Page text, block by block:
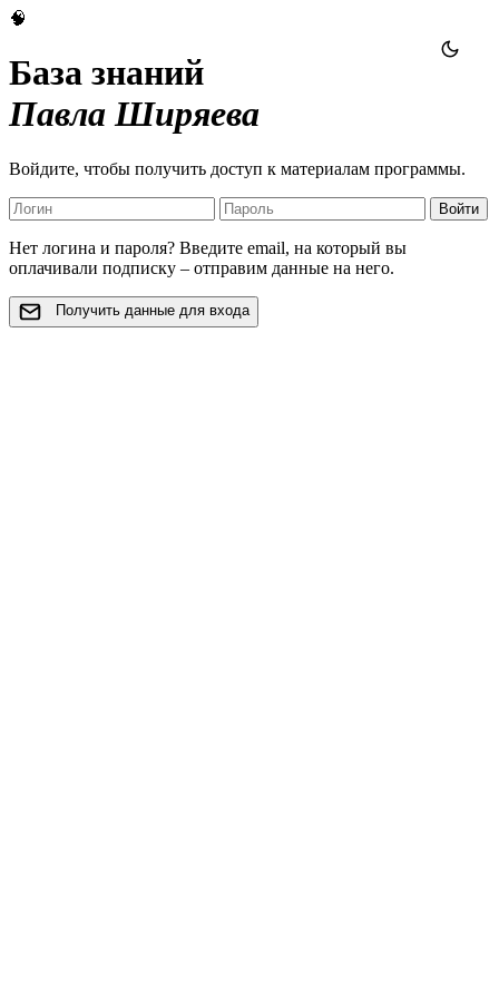
🧠
База знаний
Павла Ширяева
Войдите, чтобы получить доступ к материалам программы.
Войти
Нет логина и пароля? Введите email, на который вы
оплачивали подписку – отправим данные на него.
Получить данные для входа